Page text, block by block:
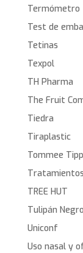
Termómetro
Test de
Tetinas
Texpol
TH Pharma
The Fruit
Tiedra
Tiraplastic
Tommee
Tratamientos
TREE HUT
Tulipán Negro
Uniconf
Uso nasal y